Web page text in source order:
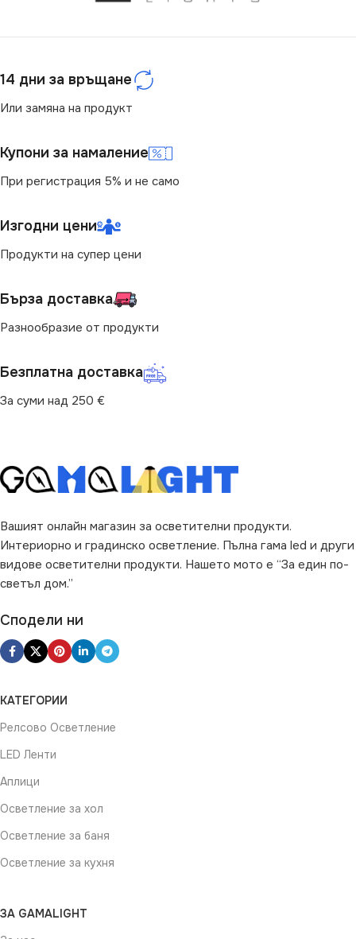
14 дни за връщане
Или замяна на продукт
Купони за намаление
При регистрация 5% и не само
Изгодни цени
Продукти на супер цени
Бърза доставка
Разнообразие от продукти
Безплатна доставка
За суми над 250 €
Вашият онлайн магазин за осветителни продукти.
Интериорно и градинско осветление. Пълна гама led и други
видове осветителни продукти. Нашето мото е “За един по-
светъл дом.”
Сподели ни
КАТЕГОРИИ
Релсово Осветление
LED Ленти
Аплици
Осветление за хол
Осветление за баня
Осветление за кухня
ЗА GAMALIGHT